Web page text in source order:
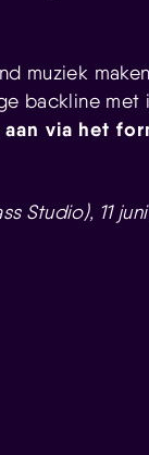
muziek
backline met
via het
Studio), 11